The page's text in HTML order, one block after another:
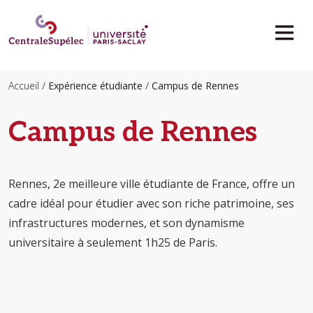
Accueil Expérience étudiante Campus de Rennes
Campus de Rennes
Rennes, 2e meilleure ville étudiante de France, offre un
cadre idéal pour étudier avec son riche patrimoine, ses
infrastructures modernes, et son dynamisme
universitaire à seulement 1h25 de Paris.